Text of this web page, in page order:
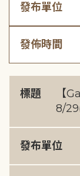
發布單位
發佈時間
標題
【
8/
發布單位